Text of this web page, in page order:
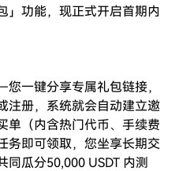
」功能，现正式开启首期内
一键分享专属礼包链接，
注册，系统就会自动建立邀
单（内含热门代币、手续费
务即可领取，您坐享长期交
同瓜分50,000 USDT 内测